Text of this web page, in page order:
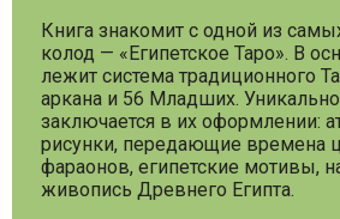
Книга знакомит с одной из
колод — «Египетское Таро». В
лежит система традиционного
аркана и 56 Младших.
заключается в их оформлении:
рисунки, передающие времена
фараонов, египетские мотивы,
живопись Древнего Египта.